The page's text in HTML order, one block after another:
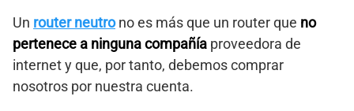
Un router neutrono es más que un router que no
pertenece a ninguna compañía proveedora de
internet y que, por tanto, debemos comprar
nosotros por nuestra cuenta.